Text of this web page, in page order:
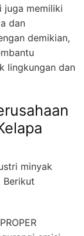
juga memiliki
dan
demikian,
lingkungan dan
minyak
Berikut